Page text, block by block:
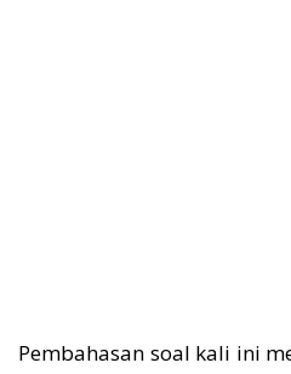
Pembahasan soal kali ini